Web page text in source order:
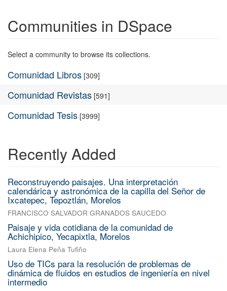
Communities in DSpace
Select a community to browse its collections.
Comunidad Libros [309]
Comunidad Revistas [591]
Comunidad Tesis [3999]
Recently Added
Reconstruyendo paisajes. Una interpretación
calendárica y astronómica de la capilla del Señor de
Ixcatepec, Tepoztlán, Morelos
FRANCISCO SALVADOR GRANADOS SAUCEDO
Paisaje y vida cotidiana de la comunidad de
Achichipico, Yecapixtla, Morelos
Laura Elena Peña Tufiño
Uso de TICs para la resolución de problemas de
dinámica de fluidos en estudios de ingeniería en nivel
intermedio